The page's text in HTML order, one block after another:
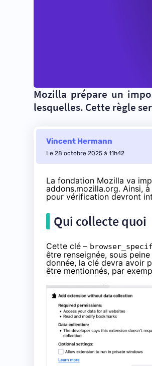
Mozilla prépare un
lesquelles. Cette règle
Vincent Hermann
Le 28 octobre 2025 à 11h42
La fondation Mozilla va
addons.mozilla.org. Ainsi, à
pour vérification devront
Qui collecte quoi
Cette clé –
être renseignée, sous
donnée, la clé devra avoir
être mentionnés, par